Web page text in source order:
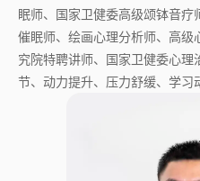
眠师、国家卫健委高级颂钵音
催眠师、绘画心理分析师、高
究院特聘讲师、国家卫健委心理
节、动力提升、压力舒缓、学习